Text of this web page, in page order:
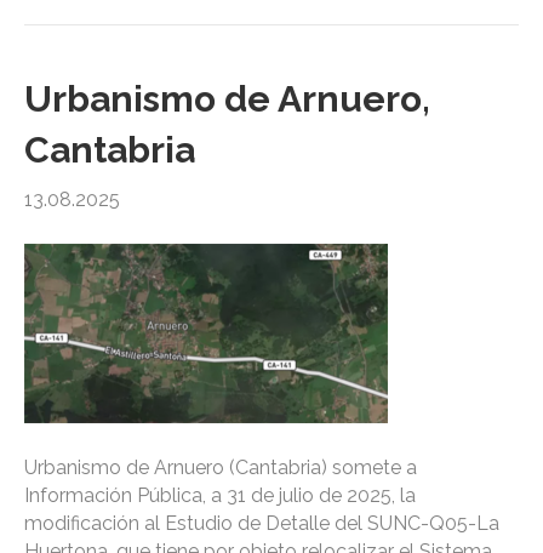
Urbanismo de Arnuero,
Cantabria
13.08.2025
Urbanismo de Arnuero (Cantabria) somete a
Información Pública, a 31 de julio de 2025, la
modificación al Estudio de Detalle del SUNC-Q05-La